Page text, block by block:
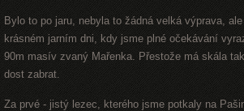
Bylo to po jaru, nebyla to žádná velká výprava,
krásném jarním dni, kdy jsme plné očekávání
90m masív zvaný Mařenka. Přestože má skála
dost zabrat.
Za prvé - jistý lezec, kterého jsme potkaly na